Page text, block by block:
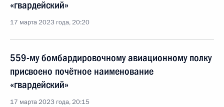
«гвардейский»
17 марта 2023 года, 20:20
559-му бомбардировочному авиационному полку
присвоено почётное наименование
«гвардейский»
17 марта 2023 года, 20:15